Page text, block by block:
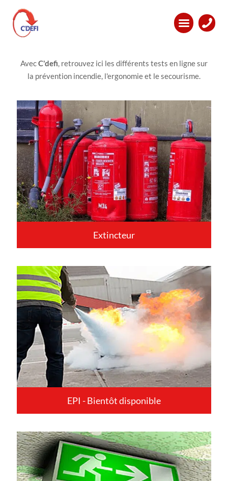
sécurité
AvecC'defi, retrouvez ici les différents tests en ligne sur
la prévention incendie, l'ergonomie et le secourisme.
Extincteur
EPI - Bientôt disponible